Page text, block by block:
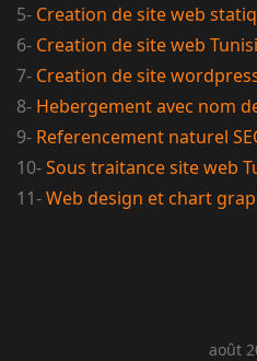
5- Creation de site web
6- Creation de site web
7- Creation de site
8- Hebergement avec nom
9- Referencement naturel
10-Sous traitance site web
11-Web design et chart
août